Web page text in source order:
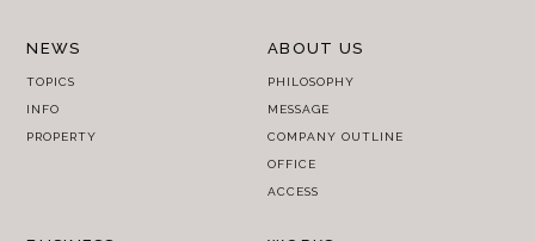
NEWS
TOPICS
INFO
PROPERTY
ABOUT US
PHILOSOPHY
MESSAGE
COMPANY OUTLINE
OFFICE
ACCESS